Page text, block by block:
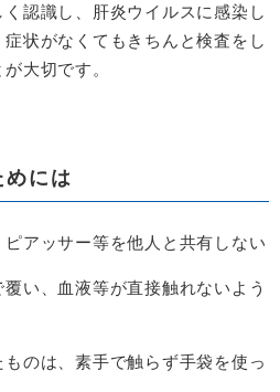
認識し、肝炎ウイルスに感染し
状がなくてもきちんと検査をし
大切です。
めには
アッサー等を他人と共有しない
い、血液等が直接触れないよう
のは、素手で触らず手袋を使っ